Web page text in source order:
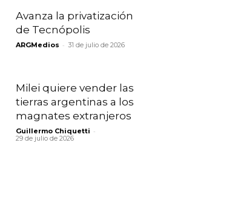
Avanza la privatización
de Tecnópolis
ARGMedios - 31 de julio de 2026
Milei quiere vender las
tierras argentinas a los
magnates extranjeros
Guillermo Chiquetti -
29 de julio de 2026